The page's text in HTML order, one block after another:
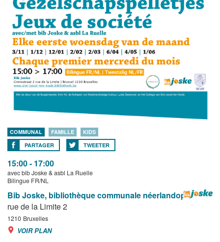
COMMUNAL FAMILLE
KIDS
PARTAGER
TWEETER
15:00 - 17:00
avec bib Joske & asbl La Ruelle
Bilingue FR/NL
Bib Joske, bibliothèque communale néerlandophone
rue de la Limite 2
1210 Bruxelles
VOIR PLAN